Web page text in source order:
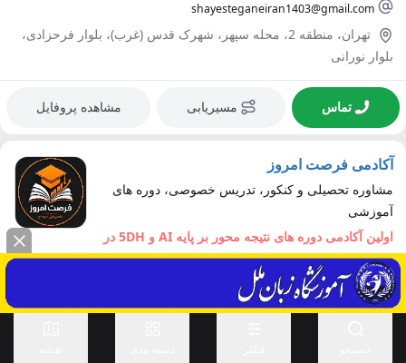
shayesteganeiran1403@gmail.com
تهران، منطقه 2، محله سپهر، شهرک قدس (غرب)، بلوار فرحزادی،
بلوار نورانی
تماس مسیریابی مشاهده پروفایل
آکادمی فرصت امروز
مشاوره تحصیلی و کنکور، تدریس خصوصی، دوره های
آموزشی
اولین آکادمی دوره های نتیجه محور بر پایه AI و 5DH در
ایران
توسعه اقتصادی آیریا و یک آکادمی نتیجه محور است که با تمرکز بر